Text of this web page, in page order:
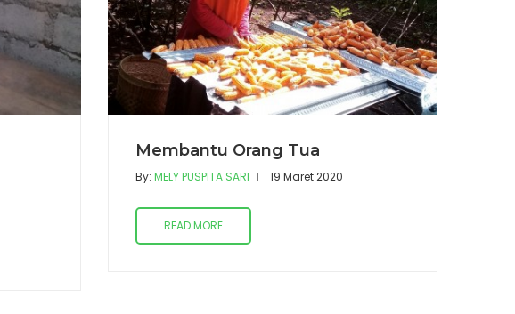
Membantu Orang Tua
By: MELY PUSPITA SARI 19 Maret 2020
READ MORE